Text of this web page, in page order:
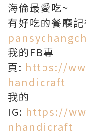
​海倫最愛吃~
有好吃的餐廳
我的FB專
頁: https://
handicraft
我的
IG: https://
nhandicraft